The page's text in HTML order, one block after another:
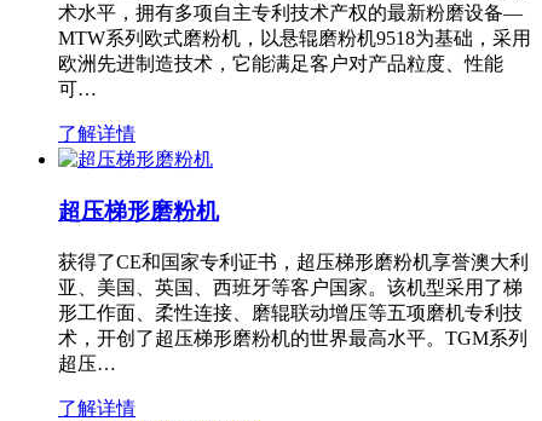
术水平，拥有多项自主专利技术产权的最新粉磨设备—
MTW系列欧式磨粉机，以悬辊磨粉机9518为基础，采用
欧洲先进制造技术，它能满足客户对产品粒度、性能
可…
了解详情
超压梯形磨粉机
获得了CE和国家专利证书，超压梯形磨粉机享誉澳大利
亚、美国、英国、西班牙等客户国家。该机型采用了梯
形工作面、柔性连接、磨辊联动增压等五项磨机专利技
术，开创了超压梯形磨粉机的世界最高水平。TGM系列
超压…
了解详情